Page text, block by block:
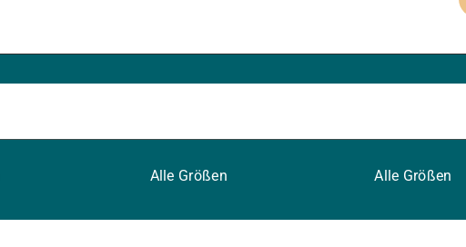
Alle Größen Alle Größen